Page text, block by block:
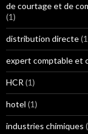
de courtage et de
(1)
distribution directe
expert comptable et
HCR (1)
hotel (1)
industries chimiques